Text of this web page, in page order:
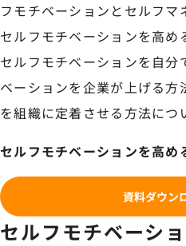
フモチベーションとセルフマ
セルフモチベーションを高め
セルフモチベーションを自
ベーションを企業が上げる
を組織に定着させる方法につ
セルフモチベーションを高め
資料ダウン
セルフモチベーシ